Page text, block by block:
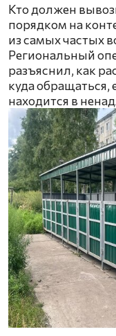
Кто должен
порядком на
из самых частых
Региональный
разъяснил, как
куда
находится в